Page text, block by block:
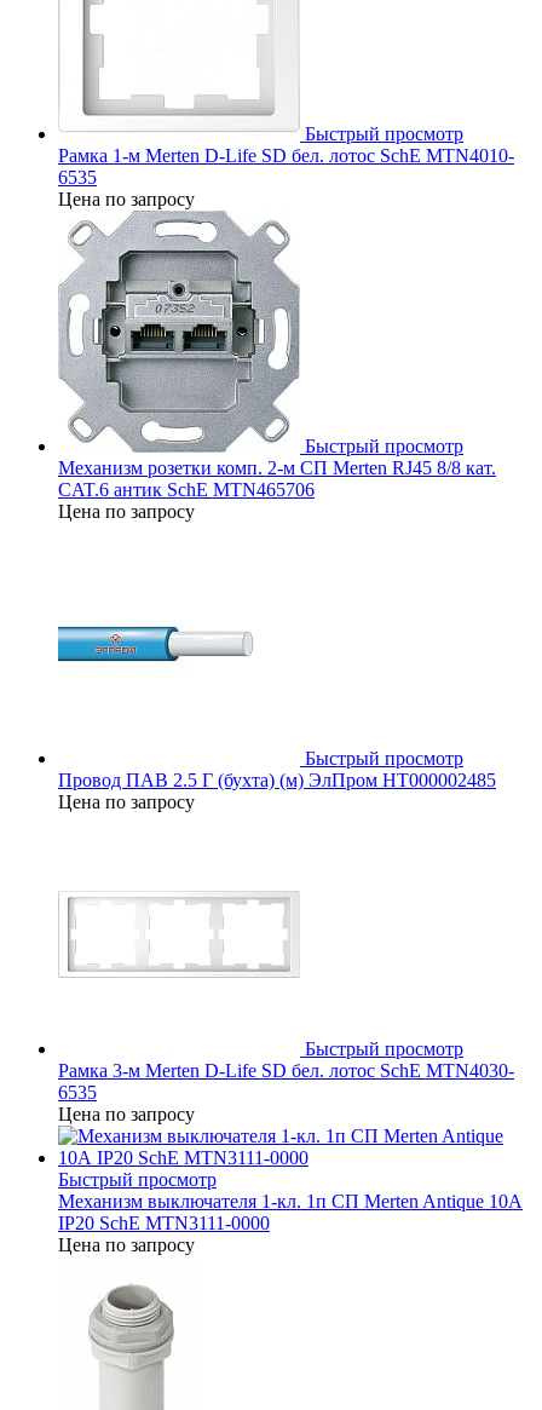
Быстрый просмотр
Рамка 1-м Merten D-Life SD бел. лотос SchE MTN4010-
6535
Цена по запросу
Быстрый просмотр
Механизм розетки комп. 2-м СП Merten RJ45 8/8 кат.
CAT.6 антик SchE MTN465706
Цена по запросу
Быстрый просмотр
Провод ПАВ 2.5 Г (бухта) (м) ЭлПром НТ000002485
Цена по запросу
Быстрый просмотр
Рамка 3-м Merten D-Life SD бел. лотос SchE MTN4030-
6535
Цена по запросу
Быстрый просмотр
Механизм выключателя 1-кл. 1п СП Merten Antique 10А
IP20 SchE MTN3111-0000
Цена по запросу